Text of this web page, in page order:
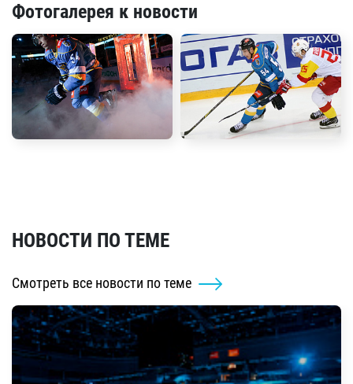
Фотогалерея к новости
НОВОСТИ ПО ТЕМЕ
Смотреть все новости по теме